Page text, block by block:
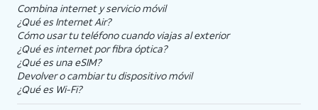
Combina internet y servicio móvil
¿Qué es Internet Air?
Cómo usar tu teléfono cuando viajas al exterior
¿Qué es internet por fibra óptica?
¿Qué es una eSIM?
Devolver o cambiar tu dispositivo móvil
¿Qué es Wi-Fi?